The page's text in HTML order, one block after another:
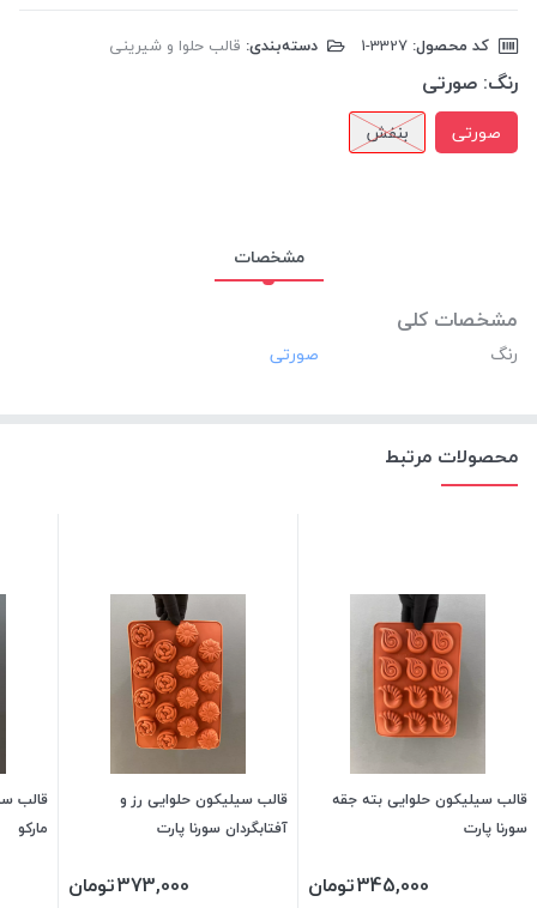
کد محصول: دسته‌بندی: قالب حلوا و شیرینی
رنگ: صورتی
صورتی بنفش
مشخصات
مشخصات کلی
رنگ
محصولات مرتبط
قالب سیلیکون حلوایی بته جقه
سورنا پارت
345,000تومان
قالب سیلیکون حلوایی رز و
آفتابگردان سورنا پارت
373,000تومان
قالب
مارکو